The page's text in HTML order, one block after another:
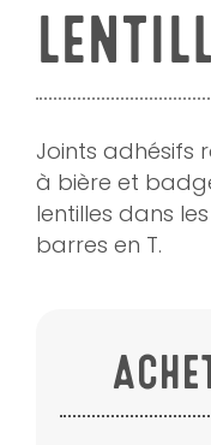
Joints adhésifs
à bière et
lentilles dans
barres en T.